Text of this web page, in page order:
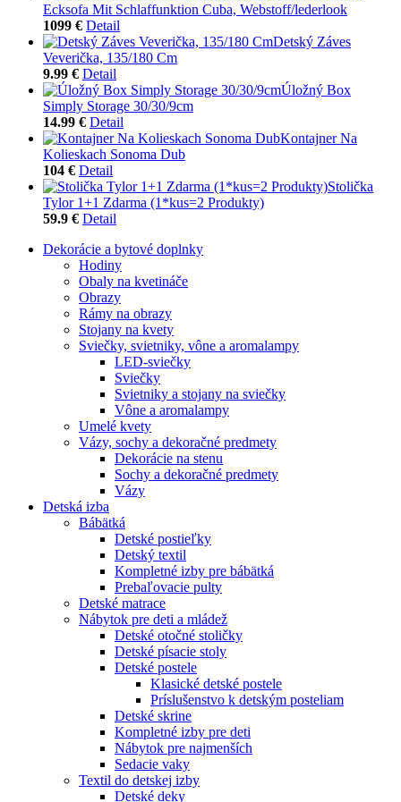
Ecksofa Mit Schlaffunktion Cuba, Webstoff/lederlook
1099 € Detail
Detský Záves
Veverička, 135/180 Cm
9.99 € Detail
Úložný Box
Simply Storage 30/30/9cm
14.99 € Detail
Kontajner Na
Kolieskach Sonoma Dub
104 € Detail
Stolička
Tylor 1+1 Zdarma (1*kus=2 Produkty)
59.9 € Detail
Dekorácie a bytové doplnky
Hodiny
Obaly na kvetináče
Obrazy
Rámy na obrazy
Stojany na kvety
Sviečky, svietniky, vône a aromalampy
LED-sviečky
Sviečky
Svietniky a stojany na sviečky
Vône a aromalampy
Umelé kvety
Vázy, sochy a dekoračné predmety
Dekorácie na stenu
Sochy a dekoračné predmety
Vázy
Detská izba
Bábätká
Detské postieľky
Detský textil
Kompletné izby pre bábätká
Prebaľovacie pulty
Detské matrace
Nábytok pre deti a mládež
Detské otočné stoličky
Detské písacie stoly
Detské postele
Klasické detské postele
Príslušenstvo k detským posteliam
Detské skrine
Kompletné izby pre deti
Nábytok pre najmenších
Sedacie vaky
Textil do detskej izby
Detské deky